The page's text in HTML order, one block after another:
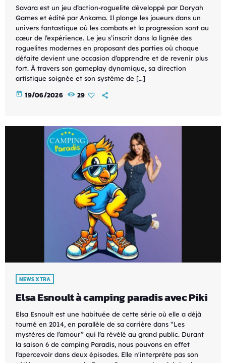
Savara est un jeu d’action-roguelite développé par Doryah
Games et édité par Ankama. Il plonge les joueurs dans un
univers fantastique où les combats et la progression sont au
cœur de l’expérience. Le jeu s’inscrit dans la lignée des
roguelites modernes en proposant des parties où chaque
défaite devient une occasion d’apprendre et de revenir plus
fort. À travers son gameplay dynamique, sa direction
artistique soignée et son système de […]
today 19/06/2026 29
NEWS XTRA
Elsa Esnoult à camping paradis avec Piki
Elsa Esnoult est une habituée de cette série où elle a déjà
tourné en 2014, en parallèle de sa carrière dans “Les
mystères de l’amour” qui l’a révélé au grand public. Durant
la saison 6 de camping Paradis, nous pouvons en effet
l’apercevoir dans deux épisodes. Elle n'interprète pas son